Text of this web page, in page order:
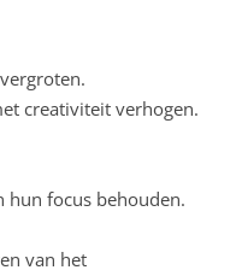
creativiteit verhogen.
hun focus behouden.
van het